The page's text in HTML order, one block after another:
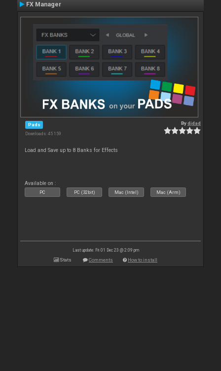
FX Manager
Pads
Downloads: 45 159
Bydjdad
Load and Save up to 8 Banks for Effects
Available on :
PC PC (32bit) Mac (Intel) Mac (Arm)
Last update: Fri 01 Dec 23 @ 2:09 pm
Stats Comments How to install